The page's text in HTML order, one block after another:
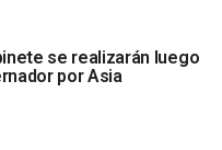
se realizarán luego
por Asia